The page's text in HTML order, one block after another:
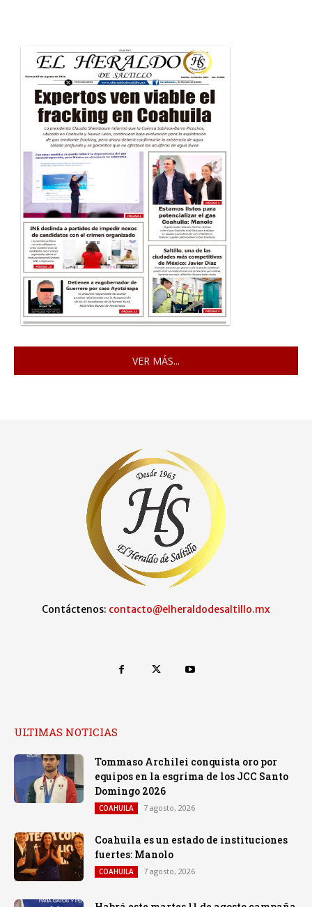
VER MÁS...
Contáctenos: contacto@elheraldodesaltillo.mx
ULTIMAS NOTICIAS
Tommaso Archilei conquista oro por
equipos en la esgrima de los JCC Santo
Domingo 2026
COAHUILA 7 agosto, 2026
Coahuila es un estado de instituciones
fuertes: Manolo
COAHUILA 7 agosto, 2026